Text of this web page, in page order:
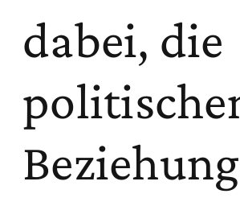
dabei, die